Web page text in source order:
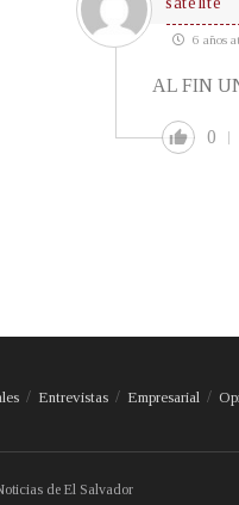
6 años
AL FIN
0
Entrevistas Empresarial
de El Salvador